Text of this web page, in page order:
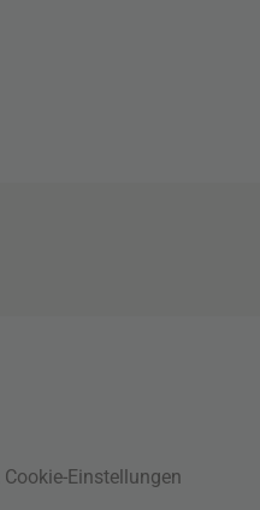
Cookie-Einstellungen